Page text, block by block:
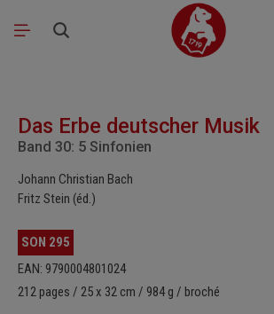
Passer au contenu principal
Das Erbe deutscher Musik
Band 30: 5 Sinfonien
Johann Christian Bach
Fritz Stein (éd.)
SON 295
EAN: 9790004801024
212 pages / 25 x 32 cm / 984 g / broché